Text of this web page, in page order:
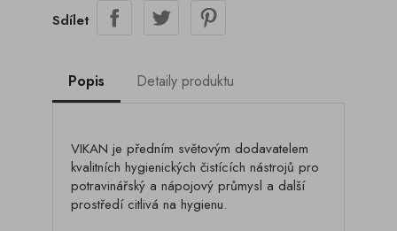
Sdílet
Popis Detaily produktu
VIKAN je předním světovým dodavatelem
kvalitních hygienických čistících nástrojů pro
potravinářský a nápojový průmysl a další
prostředí citlivá na hygienu.